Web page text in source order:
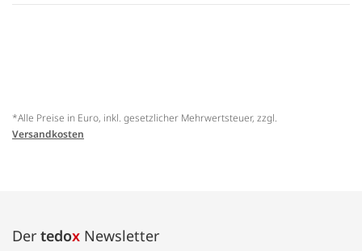
*Alle Preise in Euro, inkl. gesetzlicher Mehrwertsteuer, zzgl.
Versandkosten
Der tedox Newsletter